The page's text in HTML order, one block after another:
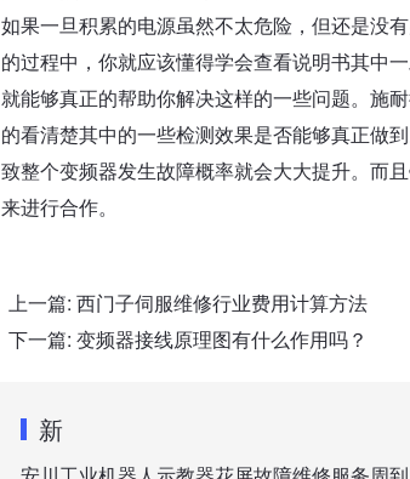
如果一旦积累的电源虽然不太危险，但还是没
的过程中，你就应该懂得学会查看说明书其中
就能够真正的帮助你解决这样的一些问题。施
的看清楚其中的一些检测效果是否能够真正做
致整个变频器发生故障概率就会大大提升。而
来进行合作。
上一篇: 西门子伺服维修行业费用计算方法
下一篇: 变频器接线原理图有什么作用吗？
新